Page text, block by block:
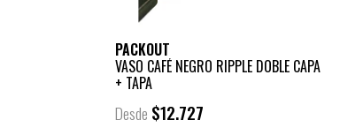
PACKOUT
VASO CAFÉ NEGRO RIPPLE DOBLE CAPA
+ TAPA
Desde $12.727